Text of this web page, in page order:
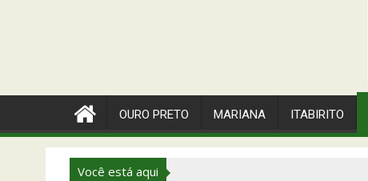
OURO PRETO MARIANA ITABIRITO
Você está aqui